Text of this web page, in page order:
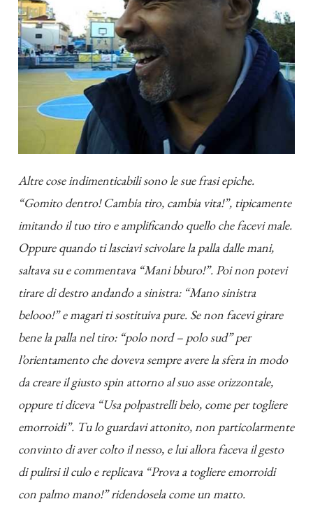
Altre cose indimenticabili sono le sue frasi epiche.
“Gomito dentro! Cambia tiro, cambia vita!”, tipicamente
imitando il tuo tiro e amplificando quello che facevi male.
Oppure quando ti lasciavi scivolare la palla dalle mani,
saltava su e commentava “Mani bburo!”. Poi non potevi
tirare di destro andando a sinistra: “Mano sinistra
belooo!” e magari ti sostituiva pure. Se non facevi girare
bene la palla nel tiro: “polo nord – polo sud” per
l’orientamento che doveva sempre avere la sfera in modo
da creare il giusto spin attorno al suo asse orizzontale,
oppure ti diceva “Usa polpastrelli belo, come per togliere
emorroidi”. Tu lo guardavi attonito, non particolarmente
convinto di aver colto il nesso, e lui allora faceva il gesto
di pulirsi il culo e replicava “Prova a togliere emorroidi
con palmo mano!” ridendosela come un matto.